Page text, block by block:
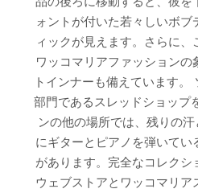
ォントが付いた若々しいボ
ィックが見えます。さらに
ワッコマリアファッション
トインナーも備えています
部門であるスレッドショップ
ンの他の場所では、残りの
にギターとピアノを弾いて
があります。完全なコレク
ウェブストアとワッコマリ